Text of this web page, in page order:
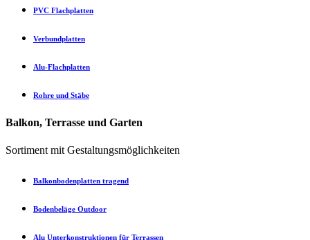
PVC Flachplatten
Verbundplatten
Alu-Flachplatten
Rohre und Stäbe
Balkon, Terrasse und Garten
Sortiment mit Gestaltungsmöglichkeiten
Balkonbodenplatten tragend
Bodenbeläge Outdoor
Alu Unterkonstruktionen für Terrassen